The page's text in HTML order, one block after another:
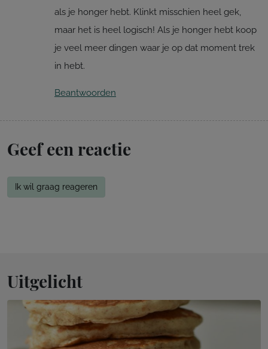
als je honger hebt. Klinkt misschien heel gek,
maar het is heel logisch! Als je honger hebt koop
je veel meer dingen waar je op dat moment trek
in hebt.
Beantwoorden
Geef een reactie
Ik wil graag reageren
Uitgelicht